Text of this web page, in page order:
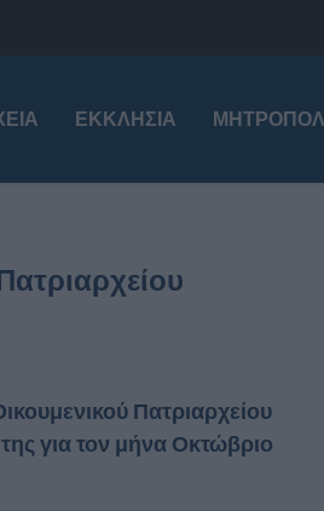
ΕΚΚΛΗΣΊΑ
Πατριαρχείου
για τον μήνα Οκτώβριο